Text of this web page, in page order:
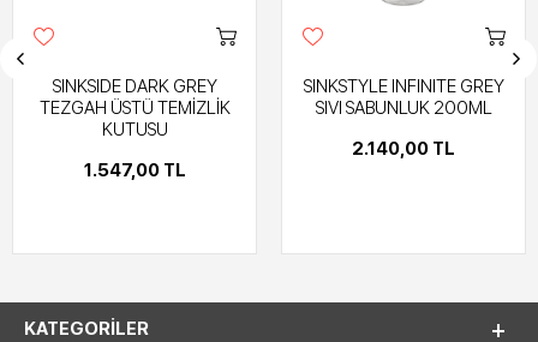
SINKSIDE DARK GREY
TEZGAH ÜSTÜ TEMİZLİK
KUTUSU
1.547,00 TL
SINKSTYLE INFINITE GREY
SIVI SABUNLUK 200ML
2.140,00 TL
KATEGORILER